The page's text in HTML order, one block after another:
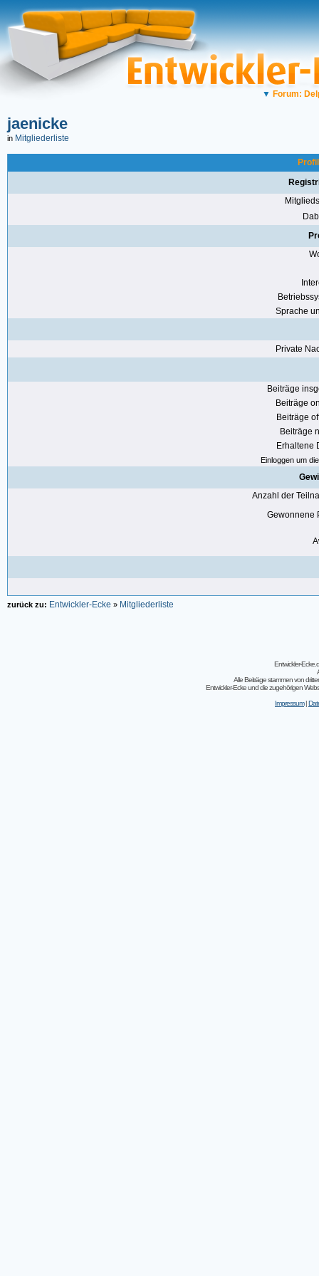
▼ Forum:
jaenicke
in Mitgliederliste
Sprache
Private
Beiträge
Beiträge
Beiträge
Beiträge
Erhaltene
Einloggen um
Anzahl der
Gewonnene
zurück zu: Entwickler-Ecke » Mitgliederliste
Entwickler-
Alle Beiträge stammen von
Entwickler-Ecke und die zugehörigen
Impressum|